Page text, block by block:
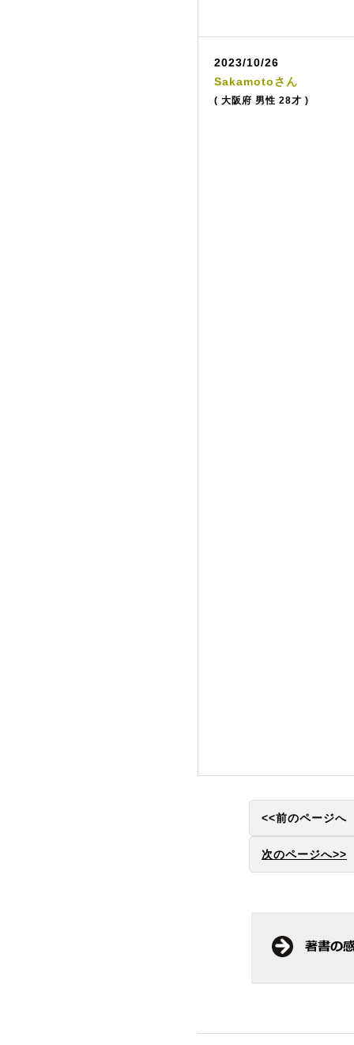
2023/10/26
Sakamotoさん
( 大阪府 男性 28才 )
<<前のページへ
次のページへ>>